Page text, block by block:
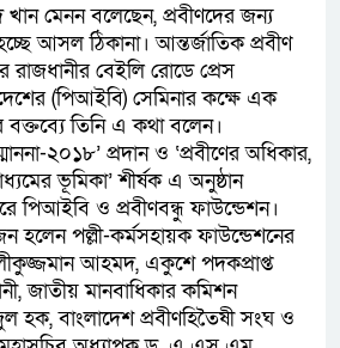
ফ্যাসিবাদবিরোধী আন্দোলনে
নিরপেক্ষ ও বিশ্বাসযোগ্য : প্রধানমন্ত্রী
বাগেরহাট মেডিকেল
খান মেনন বলেছেন, প্রবীণদের জন্য
আসল ঠিকানা। আন্তর্জাতিক প্রবীণ
রাজধানীর বেইলি রোডে প্রেস
(পিআইবি) সেমিনার কক্ষে এক
বক্তব্যে তিনি এ কথা বলেন।
২০১৮’ প্রদান ও ‘প্রবীণের অধিকার,
ভূমিকা’ শীর্ষক এ অনুষ্ঠান
ও প্রবীণবন্ধু ফাউন্ডেশন।
হলেন পল্লী-কর্মসহায়ক ফাউন্ডেশনের
আহমদ, একুশে পদকপ্রাপ্ত
জাতীয় মানবাধিকার কমিশন
হক, বাংলাদেশ প্রবীণহিতৈষী সংঘ ও